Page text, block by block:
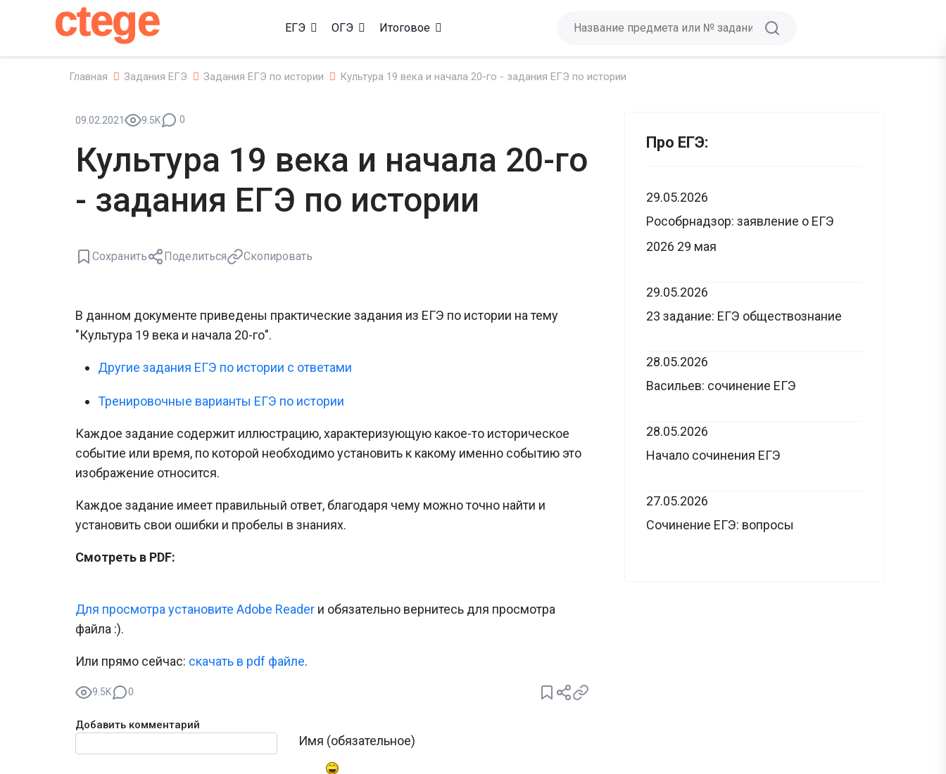
ctege ЕГЭ ОГЭ Итоговое
Главная Задания ЕГЭ Задания ЕГЭ по истории Культура 19 века и начала 20-го - задания ЕГЭ по истории
09.02.2021 9.5K 0
Культура 19 века и начала 20-го
- задания ЕГЭ по истории
Сохранить Поделиться Скопировать
В данном документе приведены практические задания из ЕГЭ по истории на тему
"Культура 19 века и начала 20-го".
Другие задания ЕГЭ по истории с ответами
Тренировочные варианты ЕГЭ по истории
Каждое задание содержит иллюстрацию, характеризующую какое-то историческое
событие или время, по которой необходимо установить к какому именно событию это
изображение относится.
Каждое задание имеет правильный ответ, благодаря чему можно точно найти и
установить свои ошибки и пробелы в знаниях.
Смотреть в PDF:
Для просмотра установите Adobe Reader и обязательно вернитесь для просмотра
файла :).
Или прямо сейчас: cкачать в pdf файле.
9.5K 0
Добавить комментарий
Имя (обязательное)
Текст комментария
Про ЕГЭ:
29.05.2026
Рособрнадзор: заявление о ЕГЭ
2026 29 мая
29.05.2026
23 задание: ЕГЭ обществознание
28.05.2026
Васильев: сочинение ЕГЭ
28.05.2026
Начало сочинения ЕГЭ
27.05.2026
Сочинение ЕГЭ: вопросы